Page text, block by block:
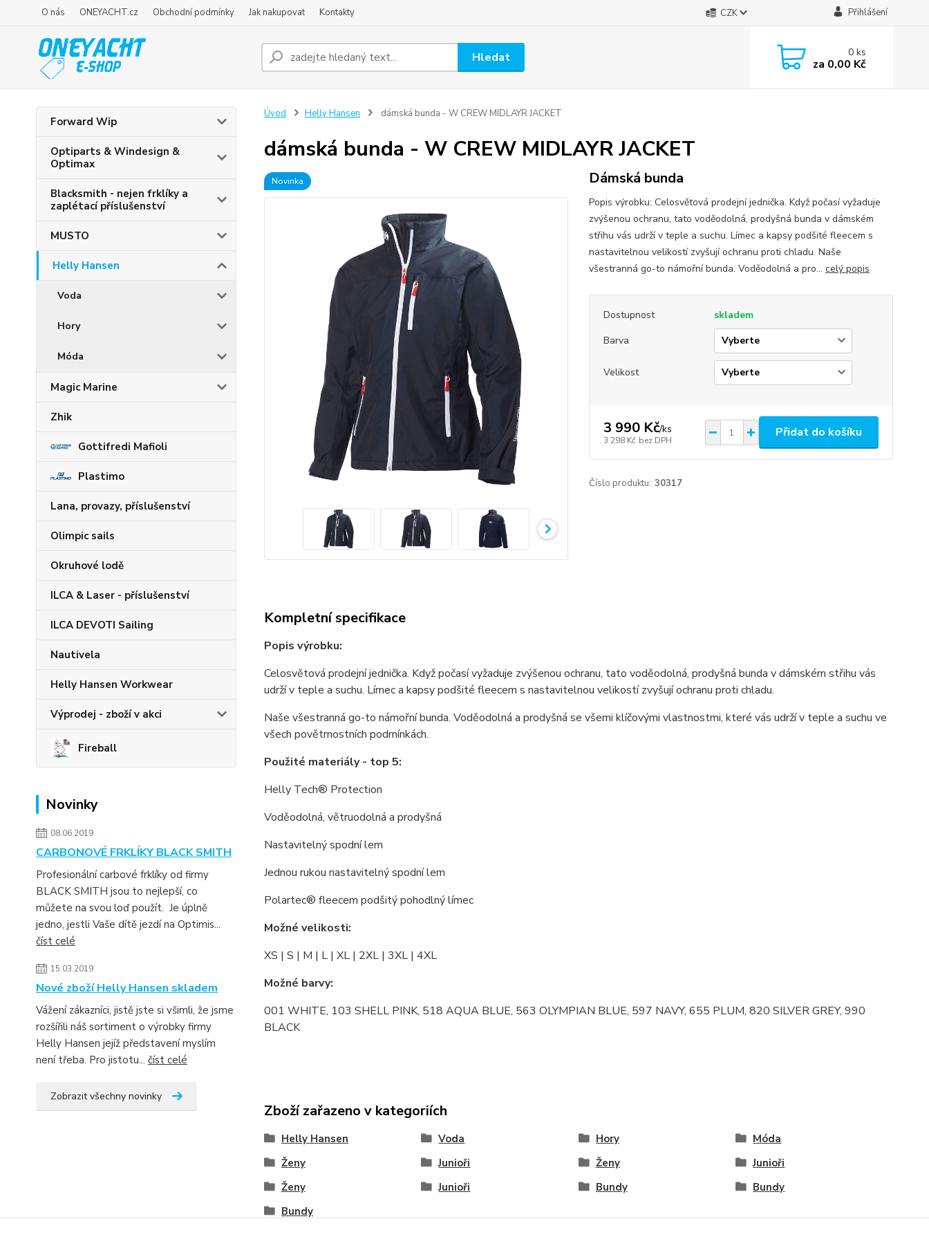
O nás ONEYACHT.cz Obchodní podmínky Jak nakupovat Kontakty CZK Přihlášení
Hledat 0ks
za 0,00 Kč
Forward Wip
Optiparts & Windesign &
Optimax
Blacksmith - nejen frklíky a
zaplétací příslušenství
MUSTO
Helly Hansen
Voda
Hory
Móda
Magic Marine
Zhik
Gottifredi Mafioli
Plastimo
Lana, provazy, příslušenství
Olimpic sails
Okruhové lodě
ILCA & Laser - příslušenství
ILCA DEVOTI Sailing
Nautivela
Helly Hansen Workwear
Výprodej - zboží v akci
Fireball
Novinky
08.06.2019
CARBONOVÉ FRKLÍKY BLACK SMITH
Profesionální carbové frklíky od firmy
BLACK SMITH jsou to nejlepší, co
můžete na svou loď použít. Je úplně
jedno, jestli Vaše dítě jezdí na Optimis...
číst celé
15.03.2019
Nové zboží Helly Hansen skladem
Vážení zákazníci, jistě jste si všimli, že jsme
rozšířili náš sortiment o výrobky firmy
Helly Hansen jejíž představení myslím
není třeba. Pro jistotu... číst celé
Zobrazit všechny novinky
Úvod Helly Hansen dámská bunda - W CREW MIDLAYR JACKET
dámská bunda - W CREW MIDLAYR JACKET
Novinka Dámská bunda
Popis výrobku: Celosvětová prodejní jednička. Když počasí vyžaduje
zvýšenou ochranu, tato voděodolná, prodyšná bunda v dámském
střihu vás udrží v teple a suchu. Límec a kapsy podšité fleecem s
nastavitelnou velikostí zvyšují ochranu proti chladu. Naše
všestranná go-to námořní bunda. Voděodolná a pro... celý popis
Dostupnost
skladem
Barva
Velikost
3 990 Kč/ks
3 298 Kč bez DPH
Přidat do košíku
Číslo produktu: 30317
Kompletní specifikace
Popis výrobku:
Celosvětová prodejní jednička. Když počasí vyžaduje zvýšenou ochranu, tato voděodolná, prodyšná bunda v dámském střihu vás
udrží v teple a suchu. Límec a kapsy podšité fleecem s nastavitelnou velikostí zvyšují ochranu proti chladu.
Naše všestranná go-to námořní bunda. Voděodolná a prodyšná se všemi klíčovými vlastnostmi, které vás udrží v teple a suchu ve
všech povětrnostních podmínkách.
Použité materiály - top 5:
Helly Tech® Protection
Voděodolná, větruodolná a prodyšná
Nastavitelný spodní lem
Jednou rukou nastavitelný spodní lem
Polartec® fleecem podšitý pohodlný límec
Možné velikosti:
XS | S | M | L | XL | 2XL | 3XL | 4XL
Možné barvy:
001 WHITE, 103 SHELL PINK, 518 AQUA BLUE, 563 OLYMPIAN BLUE, 597 NAVY, 655 PLUM, 820 SILVER GREY, 990
BLACK
Zboží zařazeno v kategoriích
Helly Hansen Voda Hory
Móda
Ženy
Junioři Ženy
Junioři
Ženy
Junioři Bundy
Bundy
Bundy